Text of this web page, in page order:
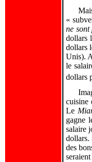
«
ne sont
dollars
dollars
Unis).
le
dollars
cuisine
Le
gagne
salaire
dollars.
des